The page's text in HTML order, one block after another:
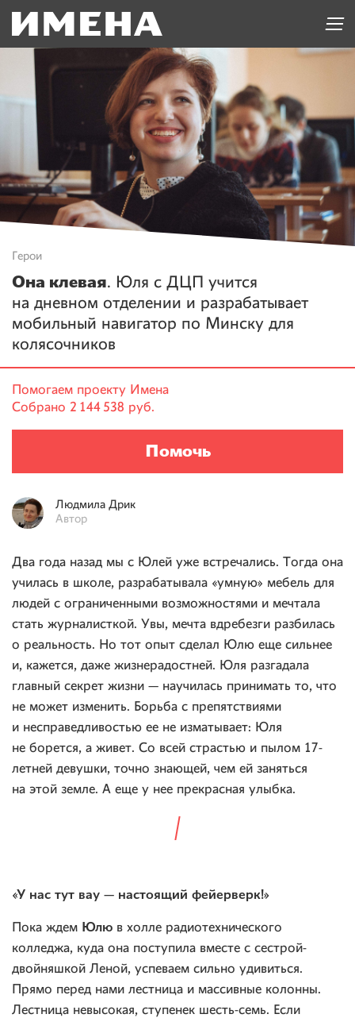
Герои
Она клевая. Юля с ДЦП учится
на дневном отделении и разрабатывает
мобильный навигатор по Минску для
колясочников
Помогаем проекту Имена
Собрано 2 144 538 руб.
Помочь
Людмила Дрик
Автор
Два года назад мы с Юлей уже встречались. Тогда она
училась в школе, разрабатывала «умную» мебель для
людей с ограниченными возможностями и мечтала
стать журналисткой. Увы, мечта вдребезги разбилась
о реальность. Но тот опыт сделал Юлю еще сильнее
и, кажется, даже жизнерадостней. Юля разгадала
главный секрет жизни — научилась принимать то, что
не может изменить. Борьба с препятствиями
и несправедливостью ее не изматывает: Юля
не борется, а живет. Со всей страстью и пылом 17-
летней девушки, точно знающей, чем ей заняться
на этой земле. А еще у нее прекрасная улыбка.
«У нас тут вау — настоящий фейерверк!»
Пока ждем Юлю в холле радиотехнического
колледжа, куда она поступила вместе с сестрой-
двойняшкой Леной, успеваем сильно удивиться.
Прямо перед нами лестница и массивные колонны.
Лестница невысокая, ступенек шесть-семь. Если